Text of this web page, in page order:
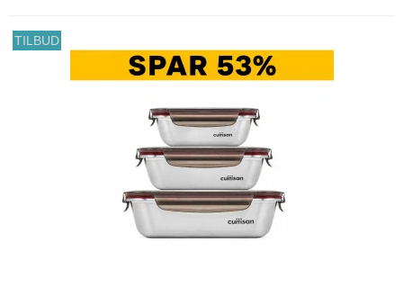
TILBUD